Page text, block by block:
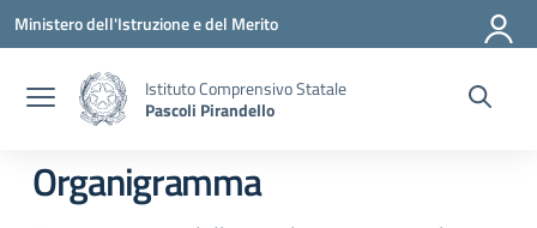
Vai ai contenuti
Vai al menu di navigazione
Vai al footer
Ministero dell'Istruzione e del Merito
Istituto Comprensivo Statale
Pascoli Pirandello
Organigramma